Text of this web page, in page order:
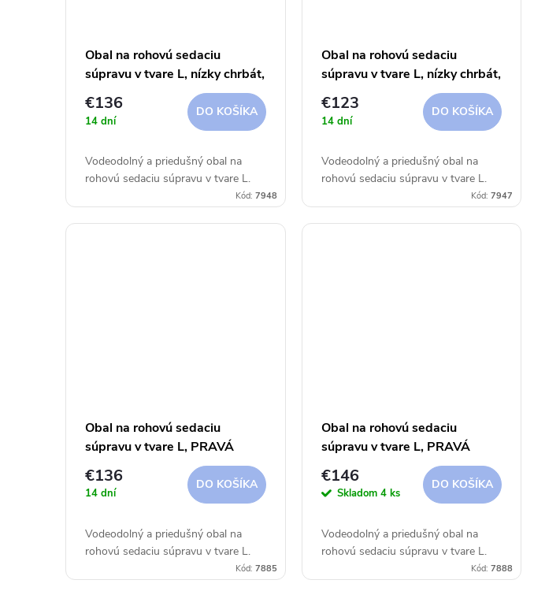
Obal na rohovú sedaciu
súpravu v tvare L, nízky chrbát,
ĽAVÁ 355x275x100x70 cm
Aerocover
€136
14 dní
DO KOŠÍKA
Vodeodolný a priedušný obal na
rohovú sedaciu súpravu v tvare L.
Kód: 7948
Obal na rohovú sedaciu
súpravu v tvare L, nízky chrbát,
PRAVÁ 330x255x100x70 cm
Aerocover
€123
14 dní
DO KOŠÍKA
Vodeodolný a priedušný obal na
rohovú sedaciu súpravu v tvare L.
Kód: 7947
Obal na rohovú sedaciu
súpravu v tvare L, PRAVÁ
350x275x90xh30/45/70 cm
Aerocover
€136
14 dní
DO KOŠÍKA
Vodeodolný a priedušný obal na
rohovú sedaciu súpravu v tvare L.
Kód: 7885
Obal na rohovú sedaciu
súpravu v tvare L, PRAVÁ
375x300x90xh30/45/70 cm
Aerocover
€146
Skladom 4 ks
DO KOŠÍKA
Vodeodolný a priedušný obal na
rohovú sedaciu súpravu v tvare L.
Kód: 7888